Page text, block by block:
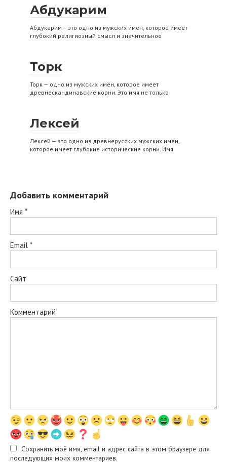
Абдукарим
Абдукарим – это одно из мужских имен, которое имеет
глубокий религиозный смысл и значительное
Торк
Торк — одно из мужских имён, которое имеет
древнескандинавские корни. Это имя не только
Лексей
Лексей — это одно из древнерусских мужских имен,
которое имеет глубокие исторические корни. Имя
Добавить комментарий
Имя *
Email *
Сайт
Комментарий
Сохранить моё имя, email и адрес сайта в этом браузере для
последующих моих комментариев.